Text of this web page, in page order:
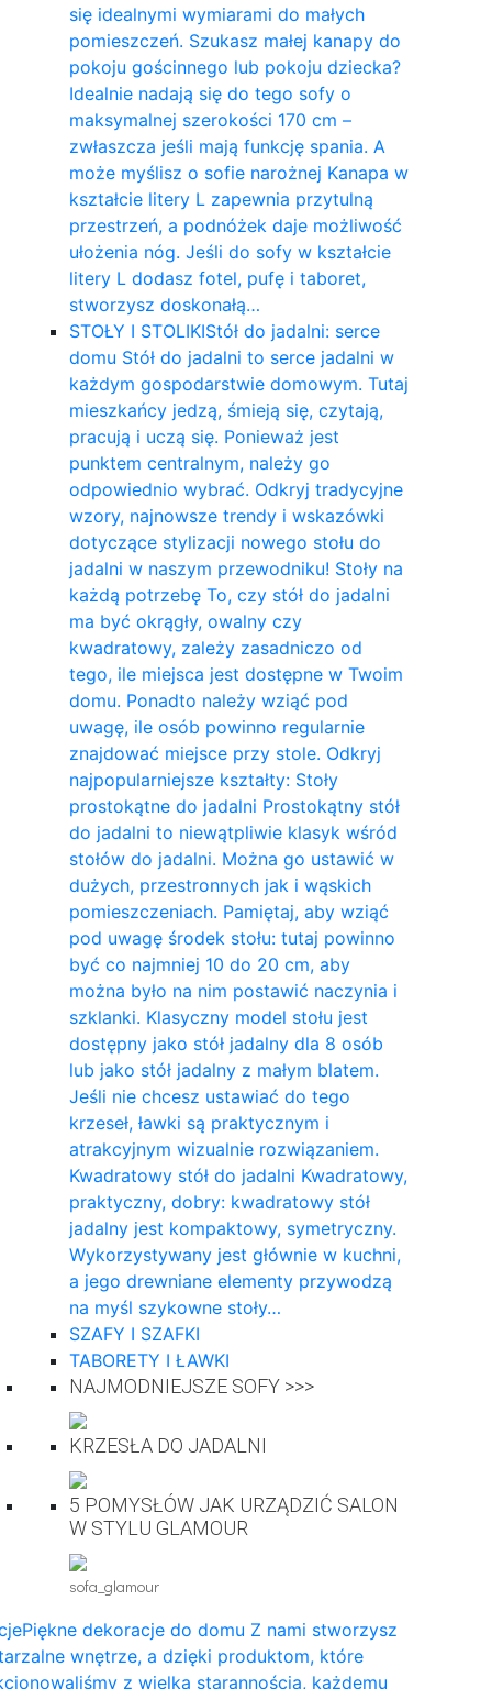
się idealnymi wymiarami do małych
pomieszczeń. Szukasz małej kanapy do
pokoju gościnnego lub pokoju dziecka?
Idealnie nadają się do tego sofy o
maksymalnej szerokości 170 cm –
zwłaszcza jeśli mają funkcję spania. A
może myślisz o sofie narożnej Kanapa w
kształcie litery L zapewnia przytulną
przestrzeń, a podnóżek daje możliwość
ułożenia nóg. Jeśli do sofy w kształcie
litery L dodasz fotel, pufę i taboret,
stworzysz doskonałą…
STOŁY I STOLIKIStół do jadalni: serce
domu Stół do jadalni to serce jadalni w
każdym gospodarstwie domowym. Tutaj
mieszkańcy jedzą, śmieją się, czytają,
pracują i uczą się. Ponieważ jest
punktem centralnym, należy go
odpowiednio wybrać. Odkryj tradycyjne
wzory, najnowsze trendy i wskazówki
dotyczące stylizacji nowego stołu do
jadalni w naszym przewodniku! Stoły na
każdą potrzebę To, czy stół do jadalni
ma być okrągły, owalny czy
kwadratowy, zależy zasadniczo od
tego, ile miejsca jest dostępne w Twoim
domu. Ponadto należy wziąć pod
uwagę, ile osób powinno regularnie
znajdować miejsce przy stole. Odkryj
najpopularniejsze kształty: Stoły
prostokątne do jadalni Prostokątny stół
do jadalni to niewątpliwie klasyk wśród
stołów do jadalni. Można go ustawić w
dużych, przestronnych jak i wąskich
pomieszczeniach. Pamiętaj, aby wziąć
pod uwagę środek stołu: tutaj powinno
być co najmniej 10 do 20 cm, aby
można było na nim postawić naczynia i
szklanki. Klasyczny model stołu jest
dostępny jako stół jadalny dla 8 osób
lub jako stół jadalny z małym blatem.
Jeśli nie chcesz ustawiać do tego
krzeseł, ławki są praktycznym i
atrakcyjnym wizualnie rozwiązaniem.
Kwadratowy stół do ​​jadalni Kwadratowy,
praktyczny, dobry: kwadratowy stół
jadalny jest kompaktowy, symetryczny.
Wykorzystywany jest głównie w kuchni,
a jego drewniane elementy przywodzą
na myśl szykowne stoły…
SZAFY I SZAFKI
TABORETY I ŁAWKI
NAJMODNIEJSZE SOFY >>>
KRZESŁA DO JADALNI
5 POMYSŁÓW JAK URZĄDZIĆ SALON
W STYLU GLAMOUR
sofa_glamour
Piękne dekoracje do domu Z nami stworzysz
wnętrze, a dzięki produktom, które
z wielką starannością, każdemu